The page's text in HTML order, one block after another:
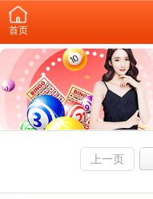
首页
上一页